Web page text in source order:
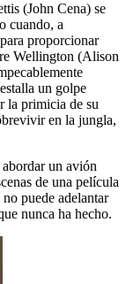
(John Cena) se
cuando, a
proporcionar
Wellington (Alison
un golpe
la primicia de su
en la jungla,
un avión
de una película
puede adelantar
nunca ha hecho.